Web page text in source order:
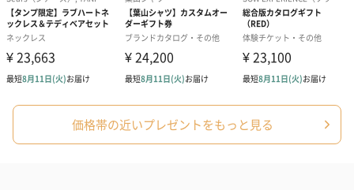
アールグレイ（HAPPY
BIRTHDAY TO YOU）
（660円）
アールグレイティー
（660円）
フルーツティ
スイーツ
価格帯の近いプレゼントをもっと見る